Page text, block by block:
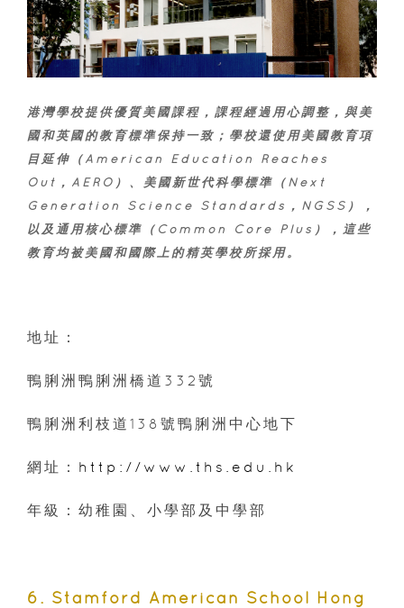
港灣學校提供優質美國課程，課程經過用心調整，與美
國和英國的教育標準保持一致；學校還使用美國教育項
目延伸（American Education Reaches
Out，AERO）、美國新世代科學標準（Next
Generation Science Standards，NGSS），
以及通用核心標準（Common Core Plus），這些
教育均被美國和國際上的精英學校所採用。
地址：
鴨脷洲鴨脷洲橋道332號
鴨脷洲利枝道138號鴨脷洲中心地下
網址： http://www.ths.edu.hk
年級：幼稚園、小學部及中學部
6. Stamford American School Hong